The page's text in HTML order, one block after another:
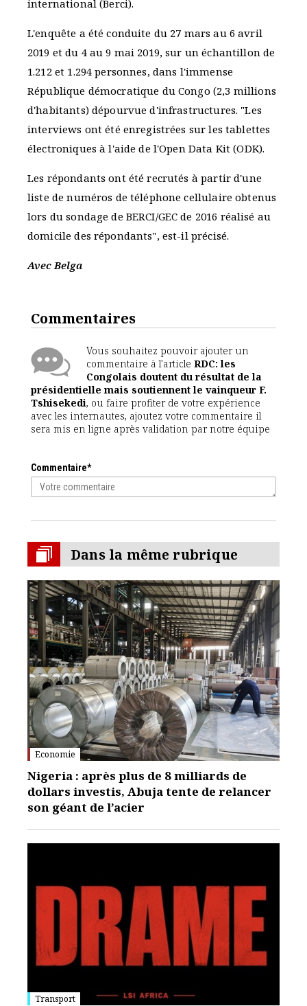
international (Berci).
L'enquête a été conduite du 27 mars au 6 avril
2019 et du 4 au 9 mai 2019, sur un échantillon de
1.212 et 1.294 personnes, dans l'immense
République démocratique du Congo (2,3 millions
d'habitants) dépourvue d'infrastructures. "Les
interviews ont été enregistrées sur les tablettes
électroniques à l'aide de l'Open Data Kit (ODK).
Les répondants ont été recrutés à partir d'une
liste de numéros de téléphone cellulaire obtenus
lors du sondage de BERCI/GEC de 2016 réalisé au
domicile des répondants", est-il précisé.
Avec Belga
Commentaires
Vous souhaitez pouvoir ajouter un
commentaire à l'article RDC: les
Congolais doutent du résultat de la
présidentielle mais soutiennent le vainqueur F.
Tshisekedi, ou faire profiter de votre expérience
avec les internautes, ajoutez votre commentaire il
sera mis en ligne après validation par notre équipe
Commentaire*
Dans la même rubrique
Economie
Nigeria : après plus de 8 milliards de
dollars investis, Abuja tente de relancer
son géant de l’acier
Transport